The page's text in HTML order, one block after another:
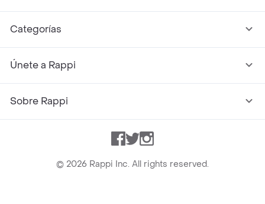
Categorías
Únete a Rappi
Sobre Rappi
Facebook
TwitterInstagram
© 2026 Rappi Inc. All rights reserved.